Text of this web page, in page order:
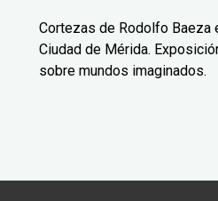
Cortezas de Rodolfo Baeza
Ciudad de Mérida.
sobre mundos imaginados.